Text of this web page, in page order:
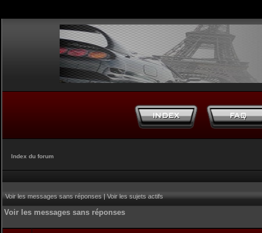
Index du forum
Voir les messages sans réponses|Voir les sujets actifs
Voir les messages sans réponses